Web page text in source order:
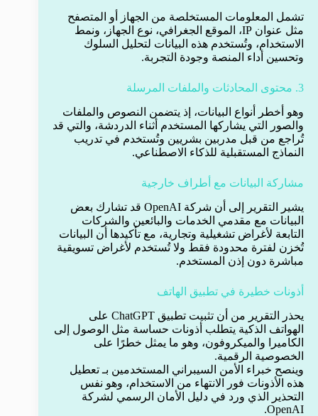
تشمل المعلومات المستخلصة من الجهاز أو المتصفح
مثل عنوان IP، الموقع الجغرافي، نوع الجهاز، ونمط
الاستخدام، وتُستخدم هذه البيانات لتحليل السلوك
وتحسين أداء المنصة وجودة التجربة.
3. محتوى المحادثات والملفات المرسلة
وهو أخطر أنواع البيانات، إذ يتضمن النصوص والملفات
والصور التي يشاركها المستخدم أثناء الدردشة، والتي قد
تُراجع من قبل مدربين بشريين وتُستخدم في تدريب
النماذج المستقبلية للذكاء الاصطناعي.
مشاركة البيانات مع أطراف خارجية
يشير التقرير إلى أن شركة OpenAI قد تشارك بعض
البيانات مع مقدمي الخدمات والبائعين والشركات
التابعة لأغراض تشغيلية وتجارية، مع تأكيدها أن البيانات
تُخزن لفترة محدودة فقط ولا تُستخدم لأغراض تسويقية
مباشرة دون إذن المستخدم.
أذونات خطيرة في تطبيق الهاتف
يحذر التقرير من أن تثبيت تطبيق ChatGPT على
الهواتف الذكية يتطلب أذونات حساسة مثل الوصول إلى
الكاميرا والميكروفون، وهو ما يمثل خطرًا على
الخصوصية الرقمية.
وينصح خبراء الأمن السيبراني المستخدمين بـ تعطيل
هذه الأذونات فور الانتهاء من الاستخدام، وهو نفس
التحذير الذي ورد في دليل الأمان الرسمي لشركة
OpenAI.